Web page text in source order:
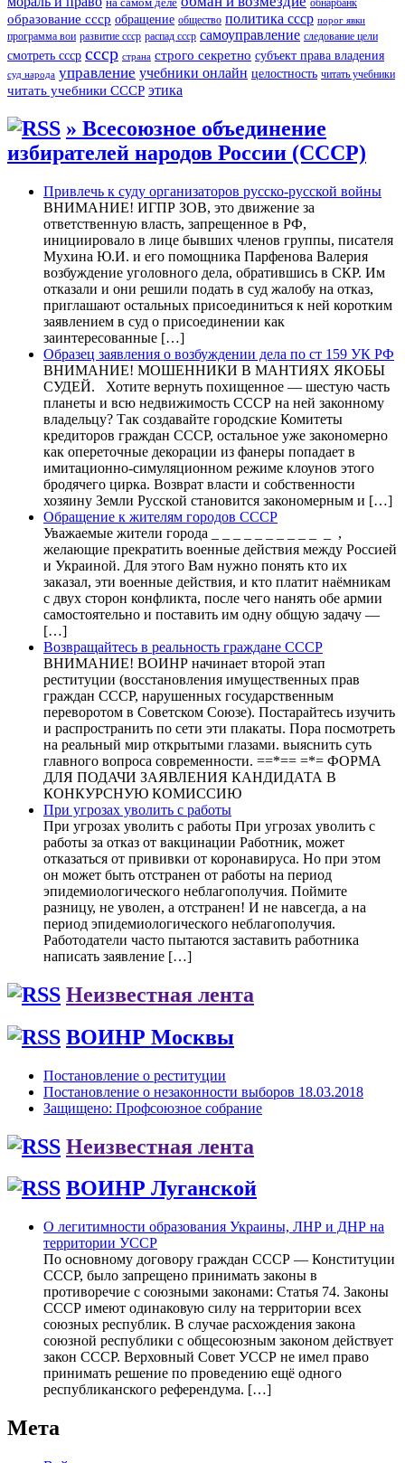
на самом деле обнарбанк
образование ссср обращение общество политика ссср порог явки
программа вои развитие ссср распад ссср самоуправление следование цели
смотреть ссср ссср страна строго секретно субъект права владения
суд народа управление учебники онлайн целостность читать учебники
читать учебники СССР этика
» Всесоюзное объединение
избирателей народов России (СССР)
Привлечь к суду организаторов русско-русской войны
ВНИМАНИЕ! ИГПР ЗОВ, это движение за
ответственную власть, запрещенное в РФ,
инициировало в лице бывших членов группы, писателя
Мухина Ю.И. и его помощника Парфенова Валерия
возбуждение уголовного дела, обратившись в СКР. Им
отказали и они решили подать в суд жалобу на отказ,
приглашают остальных присоединиться к ней коротким
заявлением в суд о присоединении как
заинтересованные […]
Образец заявления о возбуждении дела по ст 159 УК РФ
ВНИМАНИЕ! МОШЕННИКИ В МАНТИЯХ ЯКОБЫ
СУДЕЙ. Хотите вернуть похищенное — шестую часть
планеты и всю недвижимость СССР на ней законному
владельцу? Так создавайте городские Комитеты
кредиторов граждан СССР, остальное уже закономерно
как опереточные декорации из фанеры попадает в
имитационно-симуляционном режиме клоунов этого
бродячего цирка. Возврат власти и собственности
хозяину Земли Русской становится закономерным и […]
Обращение к жителям городов СССР
Уважаемые жители города _ _ _ _ _ _ _ _ _ _ _ ,
желающие прекратить военные действия между Россией
и Украиной. Для этого Вам нужно понять кто их
заказал, эти военные действия, и кто платит наёмникам
с двух сторон конфликта, после чего нанять обе армии
самостоятельно и поставить им одну общую задачу —
[…]
Возвращайтесь в реальность граждане СССР
ВНИМАНИЕ! ВОИНР начинает второй этап
реституции (восстановления имущественных прав
граждан СССР, нарушенных государственным
переворотом в Советском Союзе). Постарайтесь изучить
и распространить по сети эти плакаты. Пора посмотреть
на реальный мир открытыми глазами. выяснить суть
главного вопроса современности. ==*== =*= ФОРМА
ДЛЯ ПОДАЧИ ЗАЯВЛЕНИЯ КАНДИДАТА В
КОНКУРСНУЮ КОМИССИЮ
При угрозах уволить с работы
При угрозах уволить с работы При угрозах уволить с
работы за отказ от вакцинации Работник, может
отказаться от прививки от коронавируса. Но при этом
он может быть отстранен от работы на период
эпидемиологического неблагополучия. Поймите
разницу, не уволен, а отстранен! И не навсегда, а на
период эпидемиологического неблагополучия.
Работодатели часто пытаются заставить работника
написать заявление […]
Неизвестная лента
ВОИНР Москвы
Постановление о реституции
Постановление о незаконности выборов 18.03.2018
Защищено: Профсоюзное собрание
Неизвестная лента
ВОИНР Луганской
О легитимности образования Украины, ЛНР и ДНР на
территории УССР
По основному договору граждан СССР — Конституции
СССР, было запрещено принимать законы в
противоречие с союзными законами: Статья 74. Законы
СССР имеют одинаковую силу на территории всех
союзных республик. В случае расхождения закона
союзной республики с общесоюзным законом действует
закон СССР. Верховный Совет УССР не имел право
принимать решение по проведению ещё одного
республиканского референдума. […]
Мета